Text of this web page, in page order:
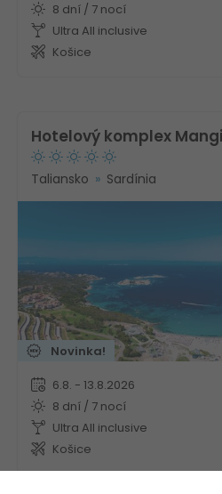
8 dní / 7 nocí
Ultra All inclusive
Košice
Taliansko Sardínia
Novinka!
6.8. - 13.8.2026
8 dní / 7 nocí
Ultra All inclusive
Košice